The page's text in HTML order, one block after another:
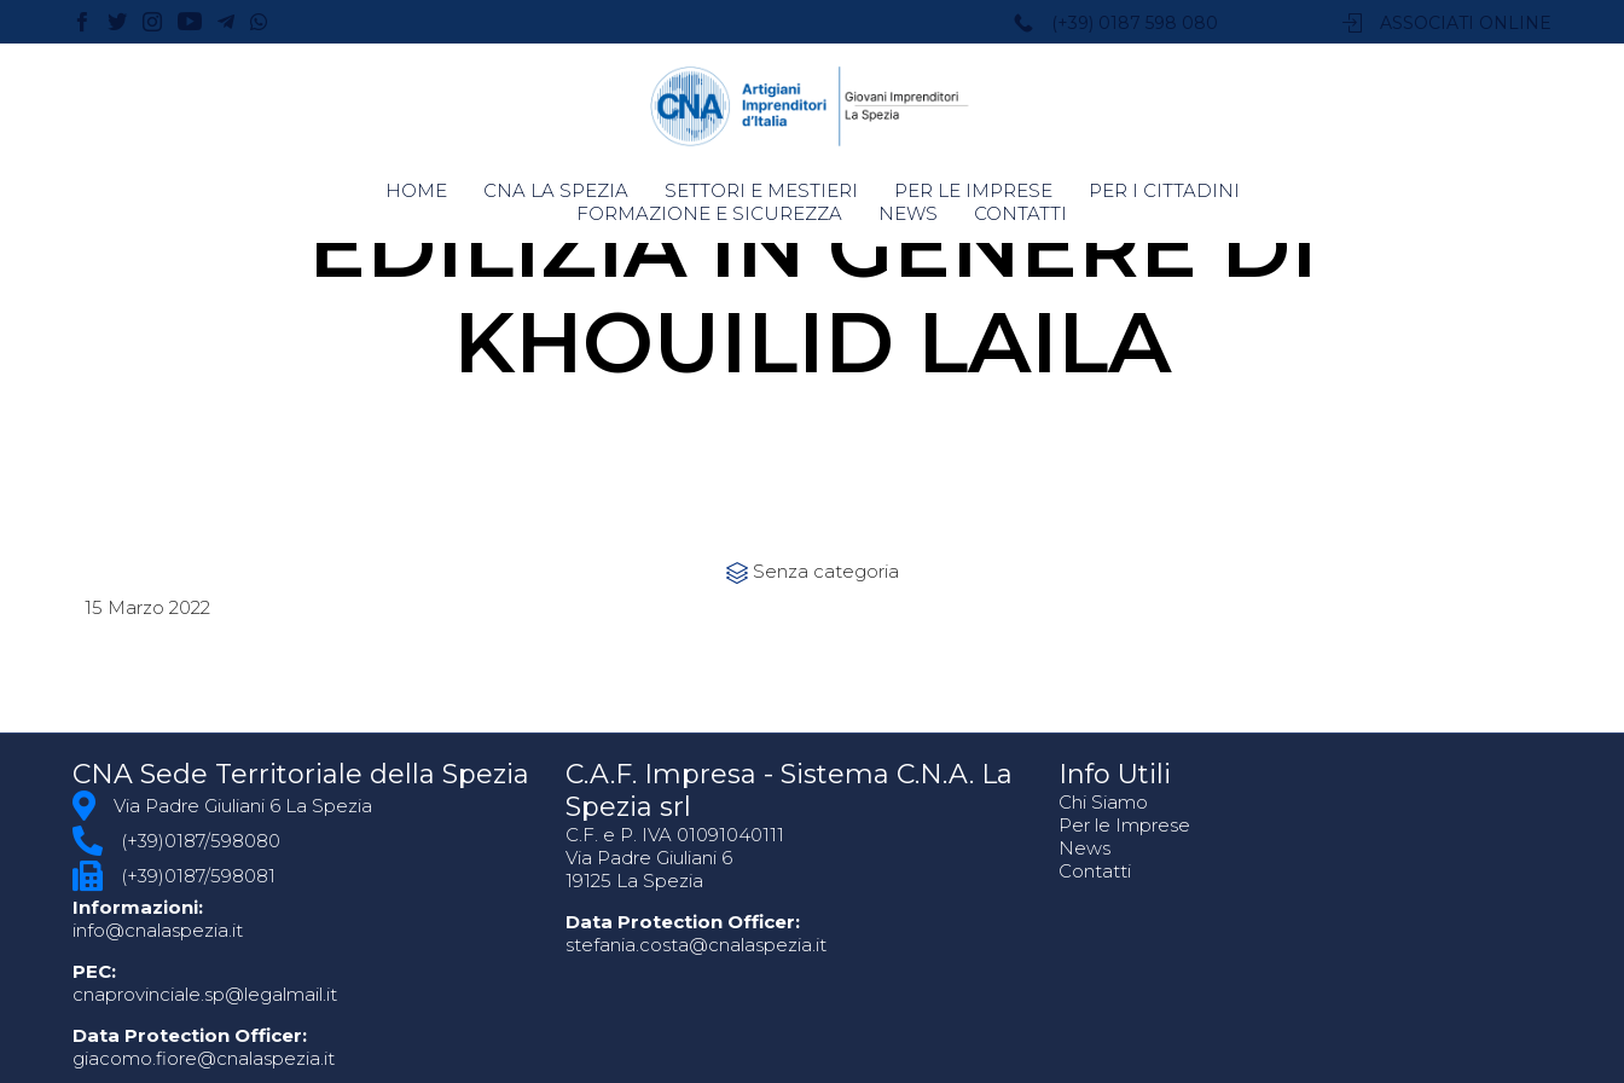
(+39) 0187 598 080 ASSOCIATI ONLINE
Skip
to
HOME CNA LA SPEZIA SETTORI E MESTIERI PER LE IMPRESE
PER I CITTADINI
FORMAZIONE E SICUREZZA
NEWS CONTATTI
EDILIZIA IN GENERE DI
KHOUILID LAILA
 Category
Senza categoria
15 Marzo 2022
CNA Sede Territoriale della Spezia
Via Padre Giuliani 6 La Spezia
(+39)0187/598080
(+39)0187/598081
Informazioni:
info@cnalaspezia.it
PEC:
cnaprovinciale.sp@legalmail.it
Data Protection Officer:
giacomo.fiore@cnalaspezia.it
C.A.F. Impresa - Sistema C.N.A. La
Spezia srl
C.F. e P. IVA 01091040111
Via Padre Giuliani 6
19125 La Spezia
Data Protection Officer:
stefania.costa@cnalaspezia.it
Info Utili
Chi Siamo
Per le Imprese
News
Contatti